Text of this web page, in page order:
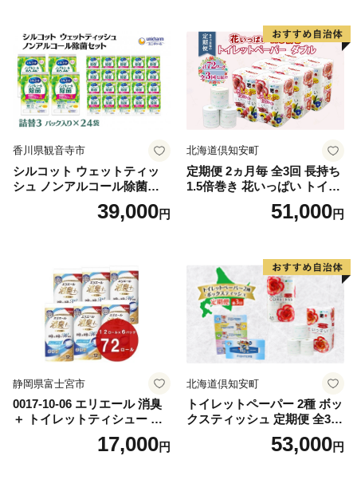
泡石鹸 石鹸 兵庫 兵庫県 小野
香川県観音寺市
シルコット ウェットティッ
シュ ノンアルコール除菌詰
替（43枚×3P）×24袋 日用品
おもちゃ 拭き取り 手拭き 外
39,000円
北海道倶知安町
定期便 2ヵ月毎 全3回 長持ち
1.5倍巻き 花いっぱい トイレ
ットペーパー ダブル 45ｍ 計
72ロール 全18種 花柄 プリン
ー 消耗品 備蓄 送料無料 北海
道 倶知安町 日用品
51,000円
静岡県富士宮市
0017-10-06 エリエール 消臭
＋ トイレットティシュー し
っかり香るフレッシュクリア
の香り ダブル 12ロール×6パ
17,000円
北海道倶知安町
トイレットペーパー 2種 ボッ
クスティッシュ 定期便 全3
回 日本製 まとめ買い 防災
常備品 日用雑貨 消耗品 生活
53,000円